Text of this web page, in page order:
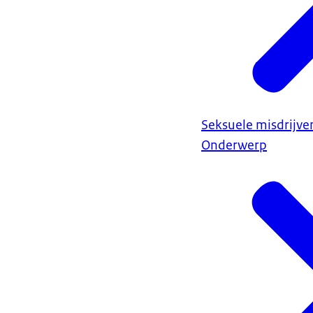
Seksuele
Onderwerp